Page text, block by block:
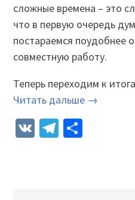
сложные времена – это
что в первую очередь
постараемся поудобнее
совместную работу.
Теперь переходим к
Читать дальше →
VK Telegram